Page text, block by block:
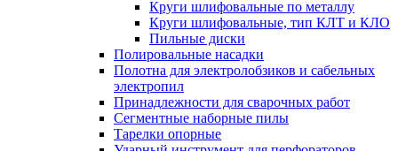
Круги шлифовальные по металлу
Круги шлифовальные, тип КЛТ и КЛО
Пильные диски
Полировальные насадки
Полотна для электролобзиков и сабельных
электропил
Принадлежности для сварочных работ
Сегментные наборные пилы
Тарелки опорные